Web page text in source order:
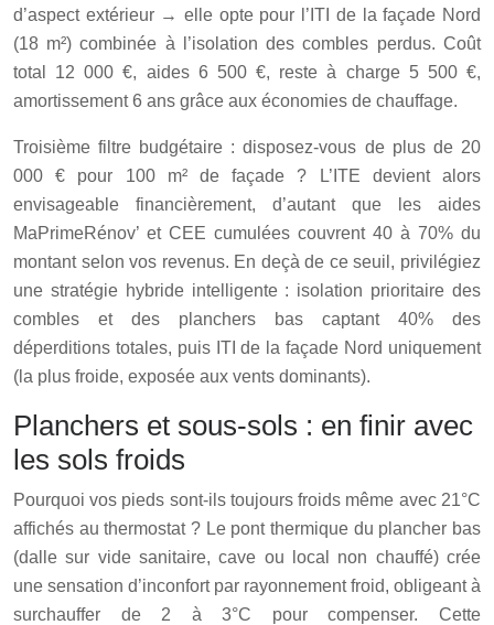
d’aspect extérieur → elle opte pour l’ITI de la façade Nord
(18 m²) combinée à l’isolation des combles perdus. Coût
total 12 000 €, aides 6 500 €, reste à charge 5 500 €,
amortissement 6 ans grâce aux économies de chauffage.
Troisième filtre budgétaire : disposez-vous de plus de 20
000 € pour 100 m² de façade ? L’ITE devient alors
envisageable financièrement, d’autant que les aides
MaPrimeRénov’ et CEE cumulées couvrent 40 à 70% du
montant selon vos revenus. En deçà de ce seuil, privilégiez
une stratégie hybride intelligente : isolation prioritaire des
combles et des planchers bas captant 40% des
déperditions totales, puis ITI de la façade Nord uniquement
(la plus froide, exposée aux vents dominants).
Planchers et sous-sols : en finir avec
les sols froids
Pourquoi vos pieds sont-ils toujours froids même avec 21°C
affichés au thermostat ? Le pont thermique du plancher bas
(dalle sur vide sanitaire, cave ou local non chauffé) crée
une sensation d’inconfort par rayonnement froid, obligeant à
surchauffer de 2 à 3°C pour compenser. Cette